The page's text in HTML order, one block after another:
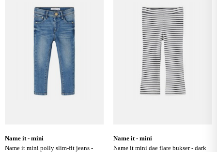
name it - mini
name it mini polly slim-fit jeans -
name it - mini
name it mini dae flare bukser - dark